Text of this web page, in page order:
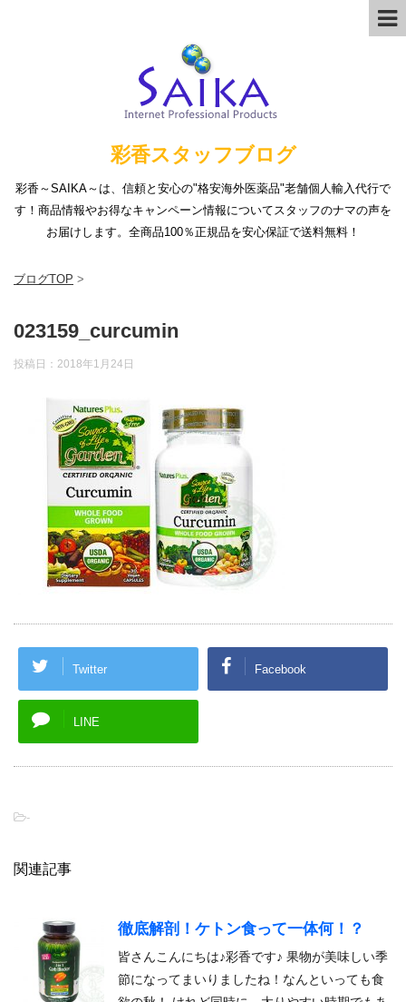
彩香スタッフブログ
彩香～SAIKA～は、信頼と安心の"格安海外医薬品"老舗個人輸入代行で
す！商品情報やお得なキャンペーン情報についてスタッフのナマの声を
お届けします。全商品100％正規品を安心保証で送料無料！
ブログTOP >
023159_curcumin
投稿日： 2018年1月24日
Twitter Facebook
LINE
-
関連記事
徹底解剖！ケトン食って一体何！？
皆さんこんにちは♪彩香です♪ 果物が美味しい季
節になってまいりましたね！なんといっても食